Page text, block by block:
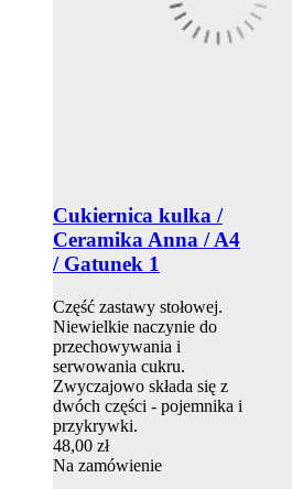
Cukiernica kulka /
Ceramika Anna / A4
/ Gatunek 1
Część zastawy stołowej.
Niewielkie naczynie do
przechowywania i
serwowania cukru.
Zwyczajowo składa się z
dwóch części - pojemnika i
przykrywki.
48,00 zł
Na zamówienie